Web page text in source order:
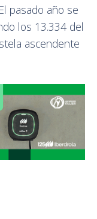
pasado año se
los 13.334 del
ascendente